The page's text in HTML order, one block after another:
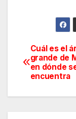
de
Cuál es el
grande de
en dónde
encuentra